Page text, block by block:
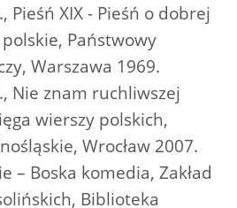
Pieśń XIX - Pieśń o dobrej
polskie, Państwowy
Warszawa 1969.
Nie znam ruchliwszej
wierszy polskich,
Wrocław 2007.
– Boska komedia, Zakład
Biblioteka